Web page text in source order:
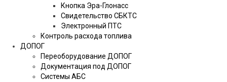
Кнопка Эра-Глонасс
Свидетельство СБКТС
Электронный ПТС
Контроль расхода топлива
ДОПОГ
Переоборудование ДОПОГ
Документация под ДОПОГ
Системы АБС